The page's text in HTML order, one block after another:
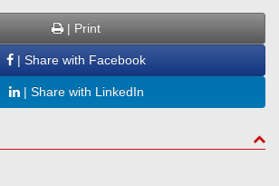
| Print
| Share with Facebook
| Share with LinkedIn
to